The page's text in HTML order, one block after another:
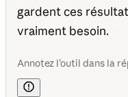
gardent ces
vraiment besoin.
Annotez l’outil dans la